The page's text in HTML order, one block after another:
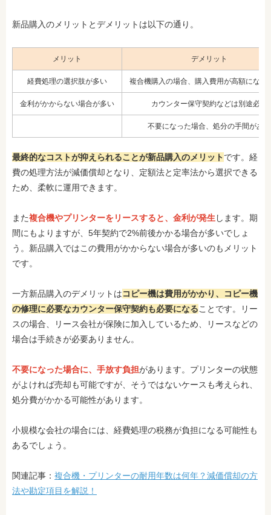
新品購入のメリットとデメリットは以下の通り。
メリット デメリット
経費処理の選択肢が多い 複合機購入の場合、購入費用が高額になり
金利がかからない場合が多い カウンター保守契約などは別途必要
不要になった場合、処分の手間がある
最終的なコストが抑えられることが新品購入のメリットです。経
費の処理方法が減価償却となり、定額法と定率法から選択できる
ため、柔軟に運用できます。
また複合機やプリンターをリースすると、金利が発生 します。期
間にもよりますが、5年契約で2%前後かかる場合が多いでしょ
う。新品購入ではこの費用がかからない場合が多いのもメリット
です。
一方新品購入のデメリットはコピー機は費用がかかり、コピー機
の修理に必要なカウンター保守契約も必要になることです。リー
スの場合、リース会社が保険に加入しているため、リースなどの
場合は手続きが必要ありません。
不要になった場合に、手放す負担があります。プリンターの状態
がよければ売却も可能ですが、そうではないケースも考えられ、
処分費がかかる可能性があります。
小規模な会社の場合には、経費処理の税務が負担になる可能性も
あるでしょう。
関連記事： 複合機・プリンターの耐用年数は何年？減価償却の方
法や勘定項目を解説！